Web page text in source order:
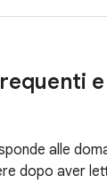
alle
dopo aver